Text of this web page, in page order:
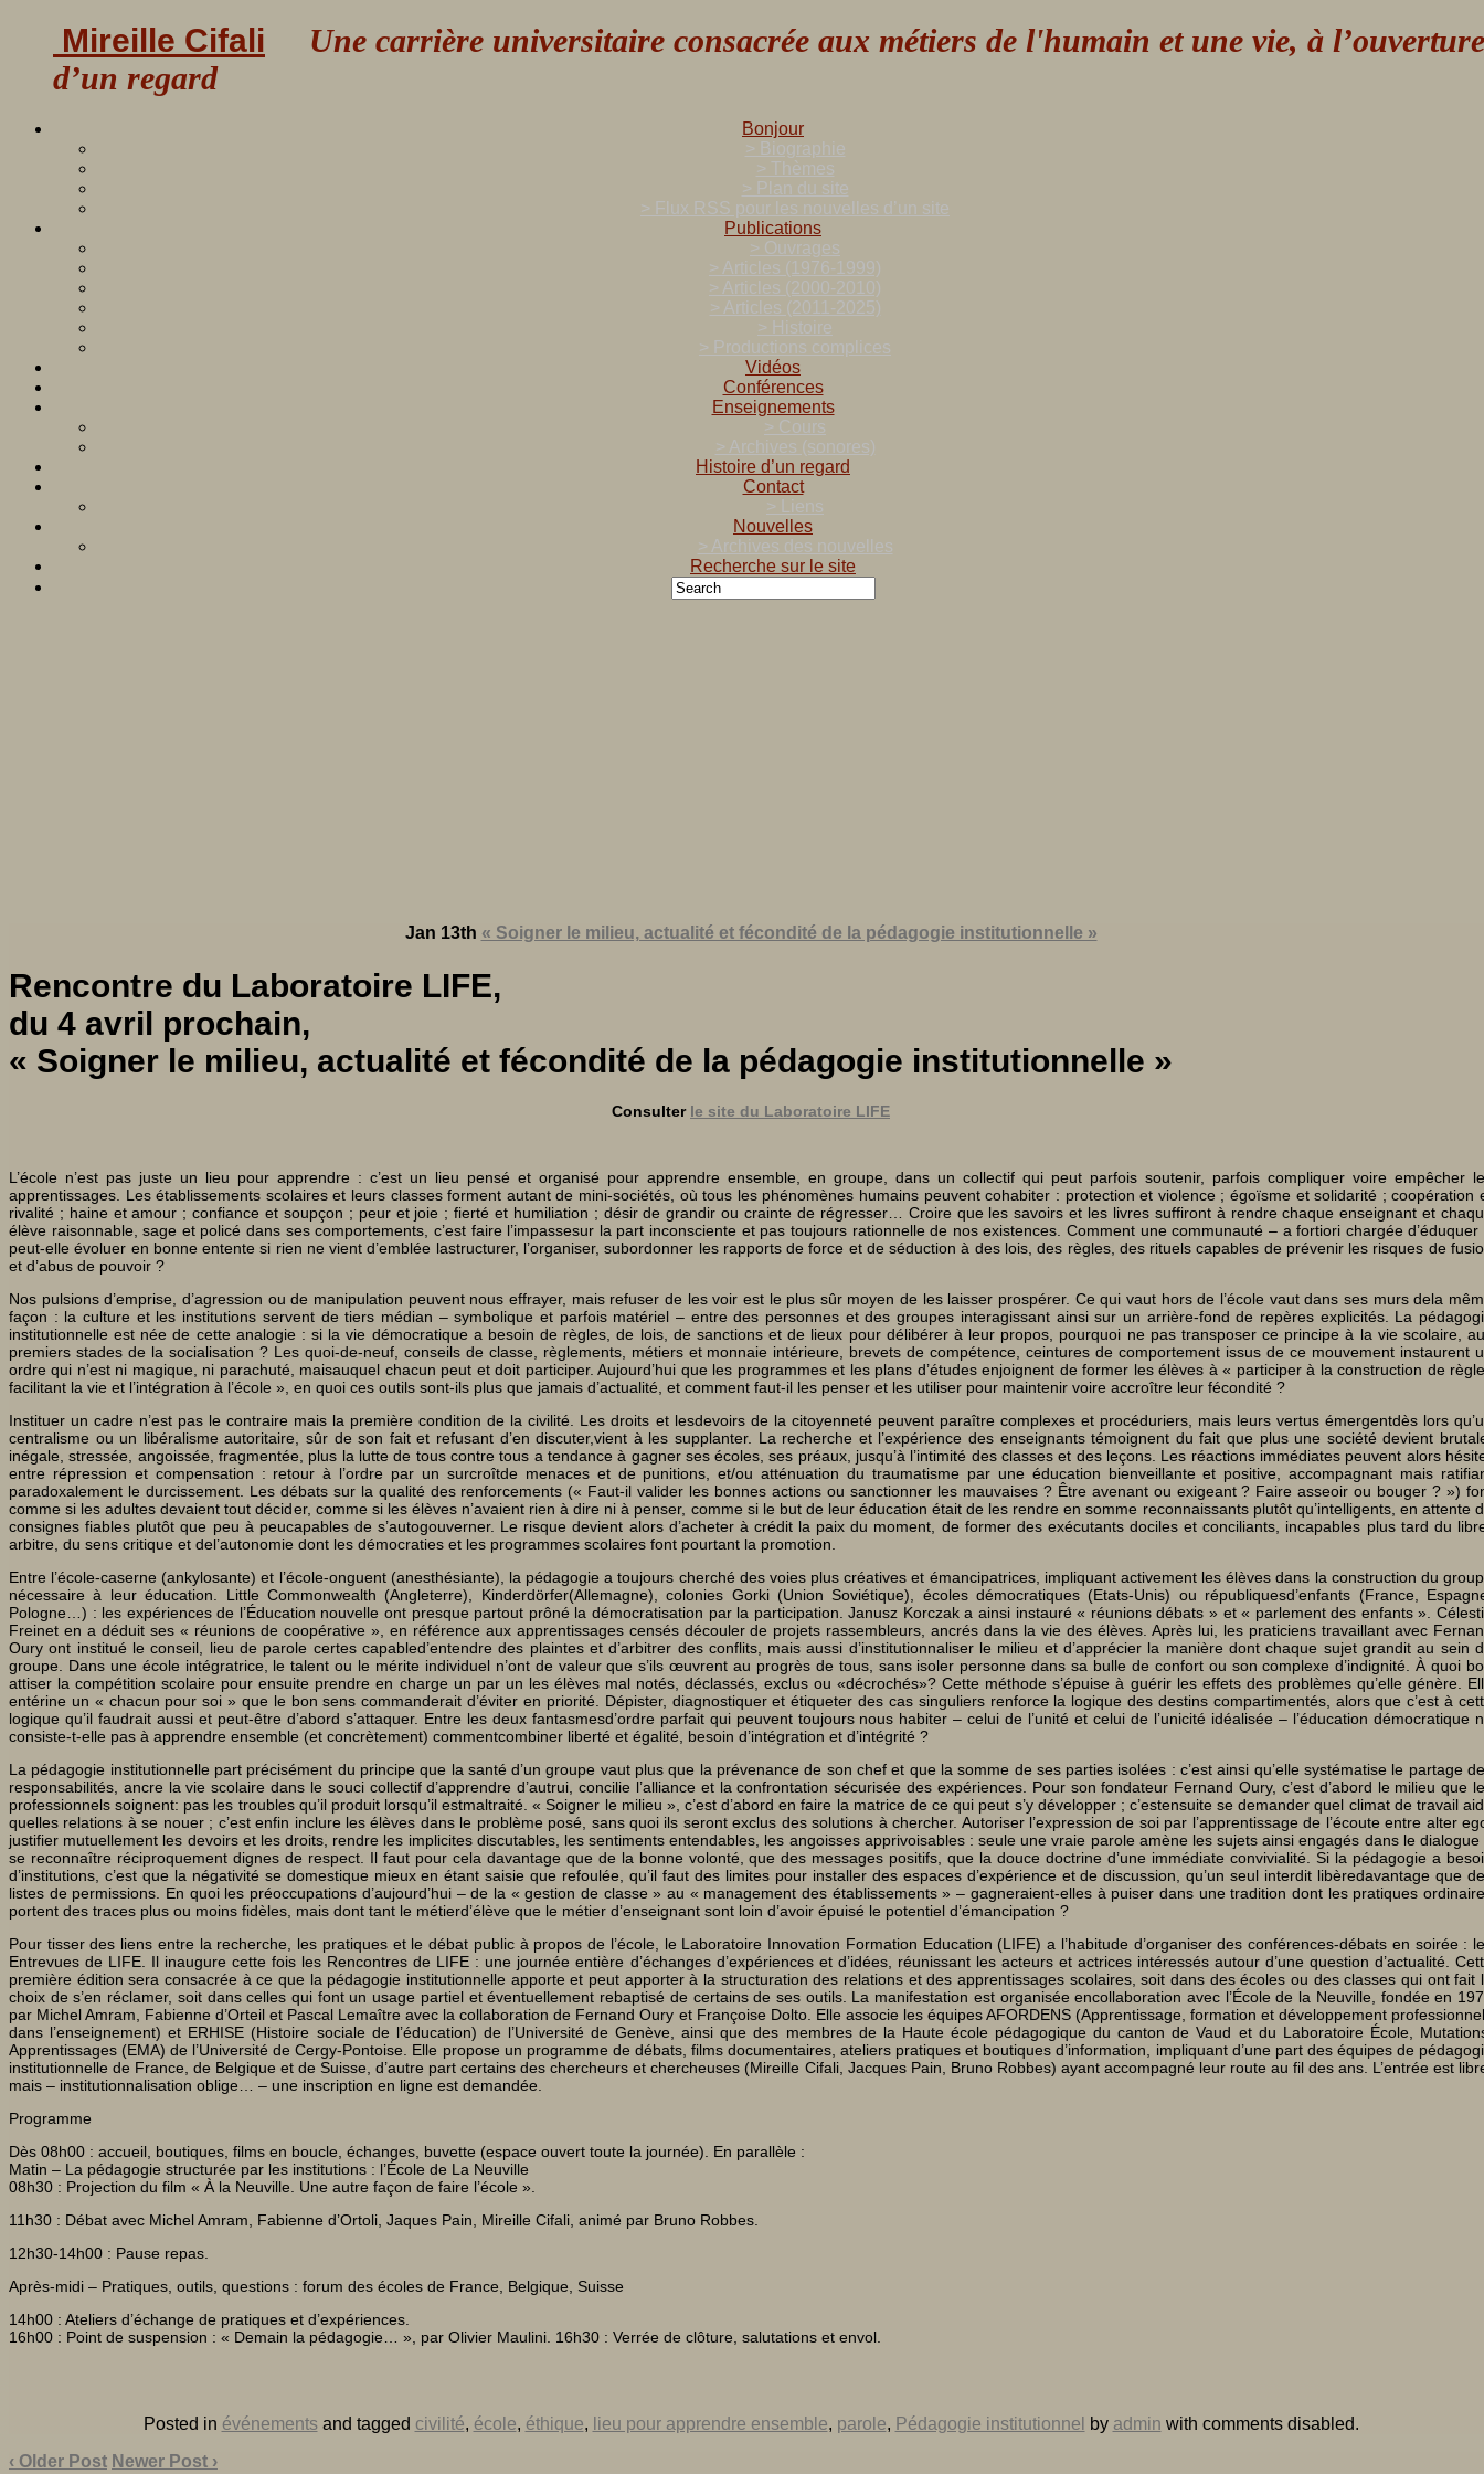
Mireille Cifali Une carrière universitaire consacrée aux métiers de l'humain et une vie, à l’ouverture
d’un regard
Bonjour
> Biographie
> Thèmes
> Plan du site
> Flux RSS pour les nouvelles d’un site
Publications
> Ouvrages
> Articles (1976-1999)
> Articles (2000-2010)
> Articles (2011-2025)
> Histoire
> Productions complices
Vidéos
Conférences
Enseignements
> Cours
> Archives (sonores)
Histoire d’un regard
Contact
> Liens
Nouvelles
> Archives des nouvelles
Recherche sur le site
Jan 13th « Soigner le milieu, actualité et fécondité de la pédagogie institutionnelle »
Rencontre du Laboratoire LIFE,
du 4 avril prochain,
« Soigner le milieu, actualité et fécondité de la pédagogie institutionnelle »
Consulter le site du Laboratoire LIFE
L’école n’est pas juste un lieu pour apprendre : c’est un lieu pensé et organisé pour apprendre ensemble, en groupe, dans un collectif qui peut parfois soutenir, parfois compliquer voire empêcher
apprentissages. Les établissements scolaires et leurs classes forment autant de mini-sociétés, où tous les phénomènes humains peuvent cohabiter : protection et violence ; égoïsme et solidarité ; coopération
rivalité ; haine et amour ; confiance et soupçon ; peur et joie ; fierté et humiliation ; désir de grandir ou crainte de régresser… Croire que les savoirs et les livres suffiront à rendre chaque enseignant et
élève raisonnable, sage et policé dans ses comportements, c’est faire l’impassesur la part inconsciente et pas toujours rationnelle de nos existences. Comment une communauté – a fortiori chargée d’éduquer
peut-elle évoluer en bonne entente si rien ne vient d’emblée lastructurer, l’organiser, subordonner les rapports de force et de séduction à des lois, des règles, des rituels capables de prévenir les risques de
et d’abus de pouvoir ?
Nos pulsions d’emprise, d’agression ou de manipulation peuvent nous effrayer, mais refuser de les voir est le plus sûr moyen de les laisser prospérer. Ce qui vaut hors de l’école vaut dans ses murs dela
façon : la culture et les institutions servent de tiers médian – symbolique et parfois matériel – entre des personnes et des groupes interagissant ainsi sur un arrière-fond de repères explicités. La
institutionnelle est née de cette analogie : si la vie démocratique a besoin de règles, de lois, de sanctions et de lieux pour délibérer à leur propos, pourquoi ne pas transposer ce principe à la vie scolaire,
premiers stades de la socialisation ? Les quoi-de-neuf, conseils de classe, règlements, métiers et monnaie intérieure, brevets de compétence, ceintures de comportement issus de ce mouvement instaurent
ordre qui n’est ni magique, ni parachuté, maisauquel chacun peut et doit participer. Aujourd’hui que les programmes et les plans d’études enjoignent de former les élèves à « participer à la construction de
facilitant la vie et l’intégration à l’école », en quoi ces outils sont-ils plus que jamais d’actualité, et comment faut-il les penser et les utiliser pour maintenir voire accroître leur fécondité ?
Instituer un cadre n’est pas le contraire mais la première condition de la civilité. Les droits et lesdevoirs de la citoyenneté peuvent paraître complexes et procéduriers, mais leurs vertus émergentdès lors
centralisme ou un libéralisme autoritaire, sûr de son fait et refusant d’en discuter,vient à les supplanter. La recherche et l’expérience des enseignants témoignent du fait que plus une société devient
inégale, stressée, angoissée, fragmentée, plus la lutte de tous contre tous a tendance à gagner ses écoles, ses préaux, jusqu’à l’intimité des classes et des leçons. Les réactions immédiates peuvent alors
entre répression et compensation : retour à l’ordre par un surcroîtde menaces et de punitions, et/ou atténuation du traumatisme par une éducation bienveillante et positive, accompagnant mais
paradoxalement le durcissement. Les débats sur la qualité des renforcements (« Faut-il valider les bonnes actions ou sanctionner les mauvaises ? Être avenant ou exigeant ? Faire asseoir ou bouger ? »)
comme si les adultes devaient tout décider, comme si les élèves n’avaient rien à dire ni à penser, comme si le but de leur éducation était de les rendre en somme reconnaissants plutôt qu’intelligents, en attente
consignes fiables plutôt que peu à peucapables de s’autogouverner. Le risque devient alors d’acheter à crédit la paix du moment, de former des exécutants dociles et conciliants, incapables plus tard du
arbitre, du sens critique et del’autonomie dont les démocraties et les programmes scolaires font pourtant la promotion.
Entre l’école-caserne (ankylosante) et l’école-onguent (anesthésiante), la pédagogie a toujours cherché des voies plus créatives et émancipatrices, impliquant activement les élèves dans la construction du
nécessaire à leur éducation. Little Commonwealth (Angleterre), Kinderdörfer(Allemagne), colonies Gorki (Union Soviétique), écoles démocratiques (Etats-Unis) ou républiquesd’enfants (France,
Pologne…) : les expériences de l’Éducation nouvelle ont presque partout prôné la démocratisation par la participation. Janusz Korczak a ainsi instauré « réunions débats » et « parlement des enfants ».
Freinet en a déduit ses « réunions de coopérative », en référence aux apprentissages censés découler de projets rassembleurs, ancrés dans la vie des élèves. Après lui, les praticiens travaillant avec
Oury ont institué le conseil, lieu de parole certes capabled’entendre des plaintes et d’arbitrer des conflits, mais aussi d’institutionnaliser le milieu et d’apprécier la manière dont chaque sujet grandit au sein
groupe. Dans une école intégratrice, le talent ou le mérite individuel n’ont de valeur que s’ils œuvrent au progrès de tous, sans isoler personne dans sa bulle de confort ou son complexe d’indignité. À quoi
attiser la compétition scolaire pour ensuite prendre en charge un par un les élèves mal notés, déclassés, exclus ou «décrochés»? Cette méthode s’épuise à guérir les effets des problèmes qu’elle génère.
entérine un « chacun pour soi » que le bon sens commanderait d’éviter en priorité. Dépister, diagnostiquer et étiqueter des cas singuliers renforce la logique des destins compartimentés, alors que c’est à
logique qu’il faudrait aussi et peut-être d’abord s’attaquer. Entre les deux fantasmesd’ordre parfait qui peuvent toujours nous habiter – celui de l’unité et celui de l’unicité idéalisée – l’éducation démocratique
consiste-t-elle pas à apprendre ensemble (et concrètement) commentcombiner liberté et égalité, besoin d’intégration et d’intégrité ?
La pédagogie institutionnelle part précisément du principe que la santé d’un groupe vaut plus que la prévenance de son chef et que la somme de ses parties isolées : c’est ainsi qu’elle systématise le partage
responsabilités, ancre la vie scolaire dans le souci collectif d’apprendre d’autrui, concilie l’alliance et la confrontation sécurisée des expériences. Pour son fondateur Fernand Oury, c’est d’abord le milieu que
professionnels soignent: pas les troubles qu’il produit lorsqu’il estmaltraité. « Soigner le milieu », c’est d’abord en faire la matrice de ce qui peut s’y développer ; c’estensuite se demander quel climat de travail
quelles relations à se nouer ; c’est enfin inclure les élèves dans le problème posé, sans quoi ils seront exclus des solutions à chercher. Autoriser l’expression de soi par l’apprentissage de l’écoute entre alter
justifier mutuellement les devoirs et les droits, rendre les implicites discutables, les sentiments entendables, les angoisses apprivoisables : seule une vraie parole amène les sujets ainsi engagés dans le dialogue
se reconnaître réciproquement dignes de respect. Il faut pour cela davantage que de la bonne volonté, que des messages positifs, que la douce doctrine d’une immédiate convivialité. Si la pédagogie a
d’institutions, c’est que la négativité se domestique mieux en étant saisie que refoulée, qu’il faut des limites pour installer des espaces d’expérience et de discussion, qu’un seul interdit libèredavantage que
listes de permissions. En quoi les préoccupations d’aujourd’hui – de la « gestion de classe » au « management des établissements » – gagneraient-elles à puiser dans une tradition dont les pratiques
portent des traces plus ou moins fidèles, mais dont tant le métierd’élève que le métier d’enseignant sont loin d’avoir épuisé le potentiel d’émancipation ?
Pour tisser des liens entre la recherche, les pratiques et le débat public à propos de l’école, le Laboratoire Innovation Formation Education (LIFE) a l’habitude d’organiser des conférences-débats en soirée :
Entrevues de LIFE. Il inaugure cette fois les Rencontres de LIFE : une journée entière d’échanges d’expériences et d’idées, réunissant les acteurs et actrices intéressés autour d’une question d’actualité.
première édition sera consacrée à ce que la pédagogie institutionnelle apporte et peut apporter à la structuration des relations et des apprentissages scolaires, soit dans des écoles ou des classes qui ont fait
choix de s’en réclamer, soit dans celles qui font un usage partiel et éventuellement rebaptisé de certains de ses outils. La manifestation est organisée encollaboration avec l’École de la Neuville, fondée en
par Michel Amram, Fabienne d’Orteil et Pascal Lemaître avec la collaboration de Fernand Oury et Françoise Dolto. Elle associe les équipes AFORDENS (Apprentissage, formation et développement
dans l’enseignement) et ERHISE (Histoire sociale de l’éducation) de l’Université de Genève, ainsi que des membres de la Haute école pédagogique du canton de Vaud et du Laboratoire École,
Apprentissages (EMA) de l’Université de Cergy-Pontoise. Elle propose un programme de débats, films documentaires, ateliers pratiques et boutiques d’information, impliquant d’une part des équipes de
institutionnelle de France, de Belgique et de Suisse, d’autre part certains des chercheurs et chercheuses (Mireille Cifali, Jacques Pain, Bruno Robbes) ayant accompagné leur route au fil des ans. L’entrée est
mais – institutionnalisation oblige… – une inscription en ligne est demandée.
Programme
Dès 08h00 : accueil, boutiques, films en boucle, échanges, buvette (espace ouvert toute la journée). En parallèle :
Matin – La pédagogie structurée par les institutions : l’École de La Neuville
08h30 : Projection du film « À la Neuville. Une autre façon de faire l’école ».
11h30 : Débat avec Michel Amram, Fabienne d’Ortoli, Jaques Pain, Mireille Cifali, animé par Bruno Robbes.
12h30-14h00 : Pause repas.
Après-midi – Pratiques, outils, questions : forum des écoles de France, Belgique, Suisse
14h00 : Ateliers d’échange de pratiques et d’expériences.
16h00 : Point de suspension : « Demain la pédagogie… », par Olivier Maulini. 16h30 : Verrée de clôture, salutations et envol.
Posted in événementsand tagged civilité, école, éthique, lieu pour apprendre ensemble, parole, Pédagogie institutionnel by admin with comments disabled.
‹ Older Post Newer Post ›